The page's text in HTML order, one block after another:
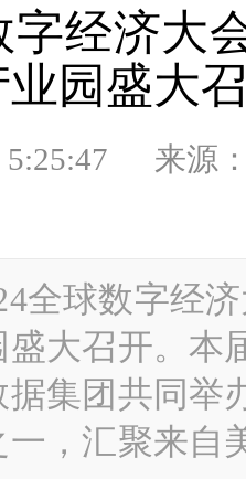
字经济大
园盛大
5:25:47 来
全球数字经
大召开。本
集团共同举
一，汇聚来